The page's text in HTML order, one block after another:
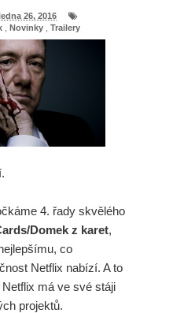
26, 2016
Novinky Trailery
4. řady skvělého
Domek z karet,
co
Netflix nabízí. A to
má ve své stáji
projektů.